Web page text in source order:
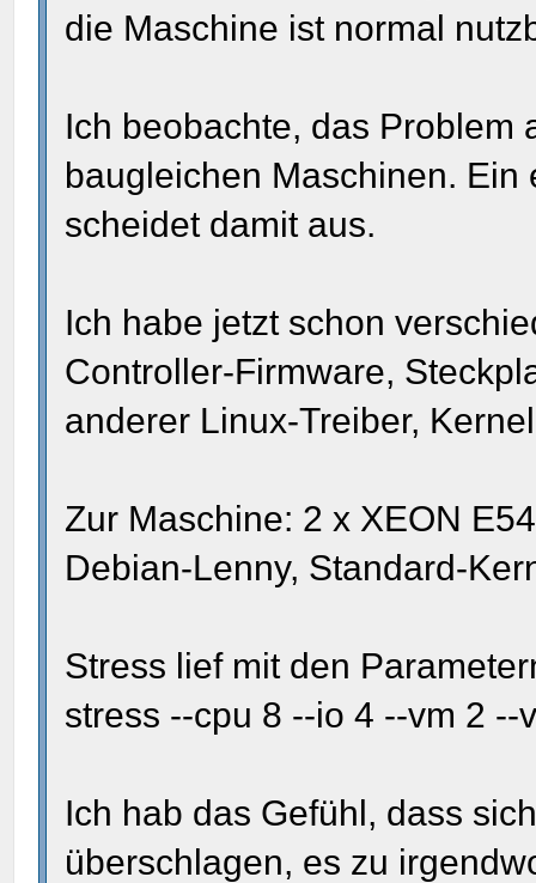
die Maschine ist normal
Ich beobachte, das Problem
baugleichen Maschinen.
scheidet damit aus.
Ich habe jetzt schon
Controller-Firmware,
anderer Linux-Treiber,
Zur Maschine: 2 x XEON
Debian-Lenny, Standard-
Stress lief mit den
stress --cpu 8 --io 4 --vm 2
Ich hab das Gefühl, dass
überschlagen, es zu